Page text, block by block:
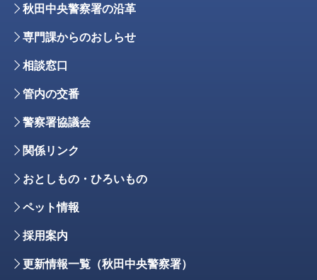
秋田中央警察署の沿革
専門課からのおしらせ
相談窓口
管内の交番
警察署協議会
関係リンク
おとしもの・ひろいもの
ペット情報
採用案内
更新情報一覧（秋田中央警察署）